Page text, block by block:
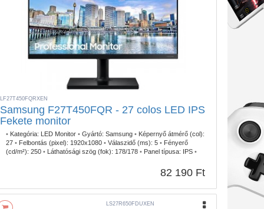
LF27T450FQRXEN
Samsung F27T450FQR - 27 colos LED IPS
Fekete monitor
• Kategória: LED Monitor • Gyártó: Samsung • Képernyő átmérő (col):
27 • Felbontás (pixel): 1920x1080 • Válaszidő (ms): 5 • Fényerő
(cd/m²): 250 • Láthatósági szög (fok): 178/178 • Panel típusa: IPS •
Beépített tápegység: Igen •
82 190 Ft
LS27R650FDUXEN